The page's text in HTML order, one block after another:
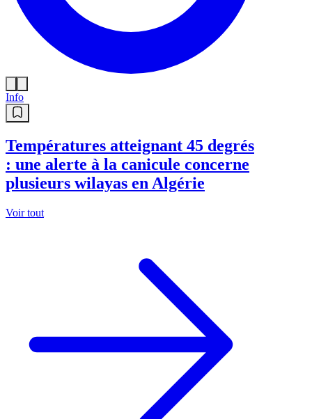
Info
Températures atteignant 45 degrés
: une alerte à la canicule concerne
plusieurs wilayas en Algérie
Voir tout